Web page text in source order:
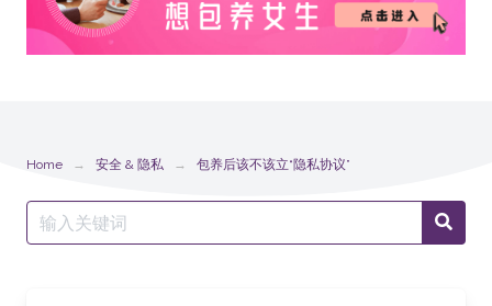
Home 安全 & 隐私 包养后该不该立“隐私协议”
Search
for: